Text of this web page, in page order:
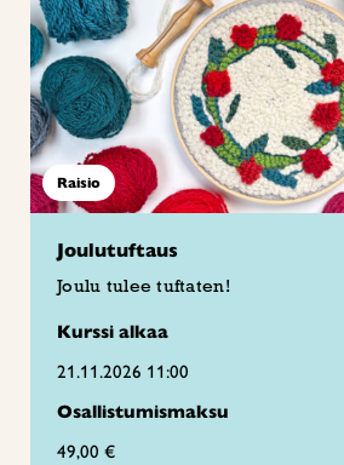
Raisio
Joulutuftaus
Joulu tulee tuftaten!
Kurssi alkaa
21.11.2026 11:00
Osallistumismaksu
49,00 €